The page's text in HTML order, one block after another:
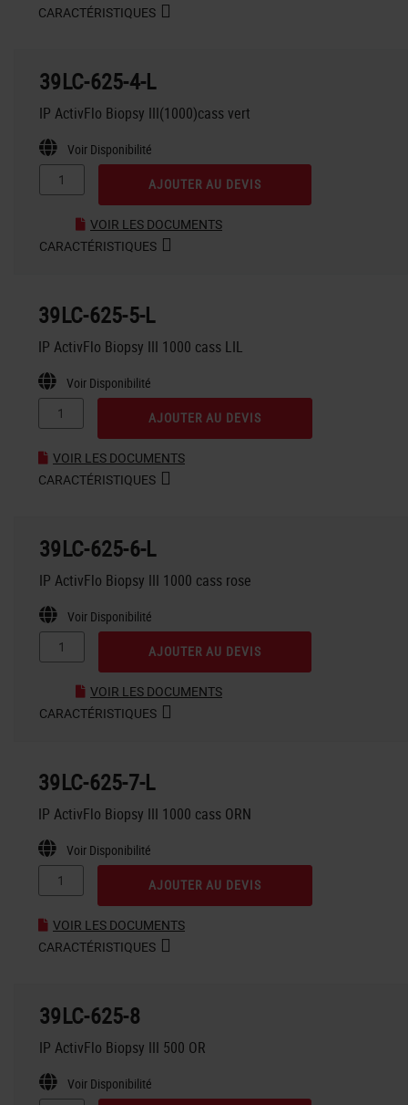
CARACTÉRISTIQUES
39LC-625-4-L
IP ActivFlo Biopsy III(1000)cass vert
Voir Disponibilité
AJOUTER AU DEVIS
VOIR LES DOCUMENTS
CARACTÉRISTIQUES
39LC-625-5-L
IP ActivFlo Biopsy III 1000 cass LIL
Voir Disponibilité
AJOUTER AU DEVIS
VOIR LES DOCUMENTS
CARACTÉRISTIQUES
39LC-625-6-L
IP ActivFlo Biopsy III 1000 cass rose
Voir Disponibilité
AJOUTER AU DEVIS
VOIR LES DOCUMENTS
CARACTÉRISTIQUES
39LC-625-7-L
IP ActivFlo Biopsy III 1000 cass ORN
Voir Disponibilité
AJOUTER AU DEVIS
VOIR LES DOCUMENTS
CARACTÉRISTIQUES
39LC-625-8
IP ActivFlo Biopsy III 500 OR
Voir Disponibilité